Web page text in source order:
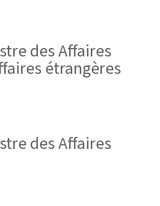
des Affaires
étrangères
des Affaires